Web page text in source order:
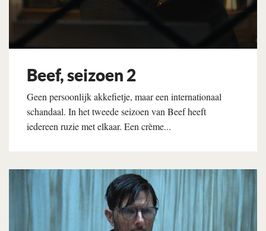
Beef, seizoen 2
Geen persoonlijk akkefietje, maar een internationaal
schandaal. In het tweede seizoen van Beef heeft
iedereen ruzie met elkaar. Een crème...
Lees verder